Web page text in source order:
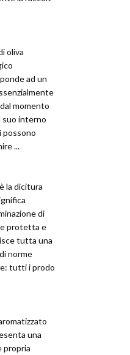
oliva
ad un
momento
suo interno
possono
...
la dicitura
di
protetta e
tutta una
norme
tutti i prodo
una
propria